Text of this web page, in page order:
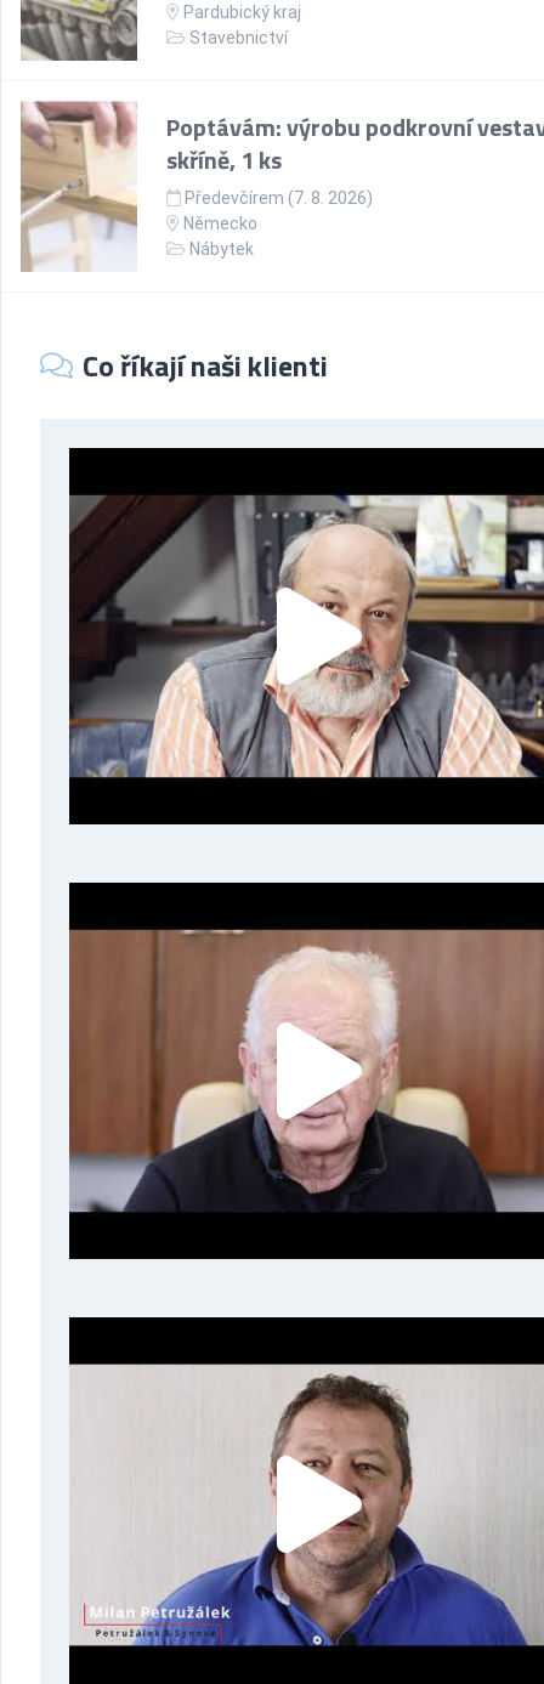
Pardubický kraj
Stavebnictví
Poptávám: výrobu podkrovní
skříně, 1 ks
Předevčírem (7. 8. 2026)
Německo
Nábytek
Co říkají naši klienti